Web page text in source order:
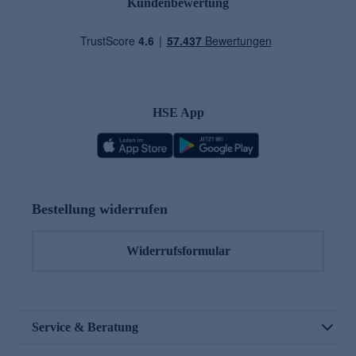
Kundenbewertung
HSE App
Bestellung widerrufen
Widerrufsformular
Service & Beratung